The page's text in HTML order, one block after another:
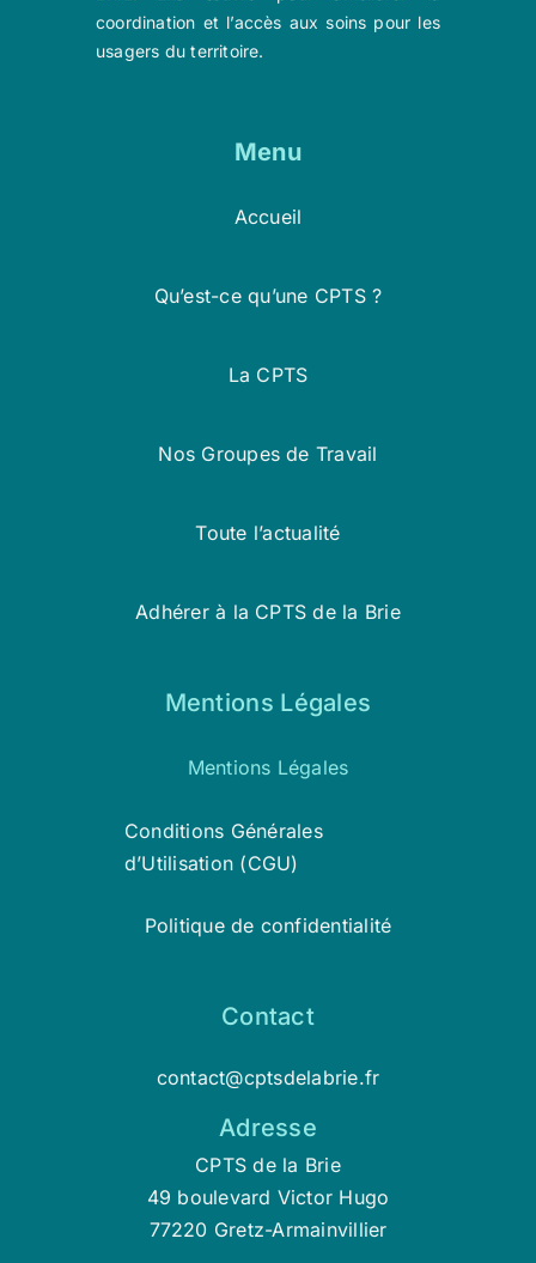
coordination et l’accès aux soins pour les
usagers du territoire.
Menu
Accueil
Qu’est-ce qu’une CPTS ?
La CPTS
Nos Groupes de Travail
Toute l’actualité
Adhérer à la CPTS de la Brie
Mentions Légales
Mentions Légales
Conditions Générales
d’Utilisation (CGU)
Politique de confidentialité
Contact
contact@cptsdelabrie.fr
Adresse
CPTS de la Brie
49 boulevard Victor Hugo
77220 Gretz-Armainvillier